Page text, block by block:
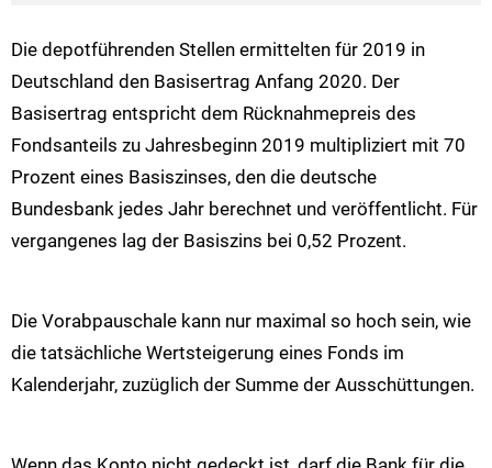
Die depotführenden Stellen ermittelten für 2019 in
Deutschland den Basisertrag Anfang 2020. Der
Basisertrag entspricht dem Rücknahmepreis des
Fondsanteils zu Jahresbeginn 2019 multipliziert mit 70
Prozent eines Basiszinses, den die deutsche
Bundesbank jedes Jahr berechnet und veröffentlicht. Für
vergangenes lag der Basiszins bei 0,52 Prozent.
Die Vorabpauschale kann nur maximal so hoch sein, wie
die tatsächliche Wertsteigerung eines Fonds im
Kalenderjahr, zuzüglich der Summe der Ausschüttungen.